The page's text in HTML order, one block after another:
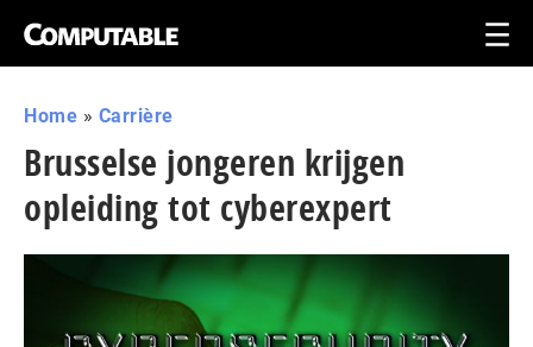
Home » Carrière
Brusselse jongeren krijgen
opleiding tot cyberexpert